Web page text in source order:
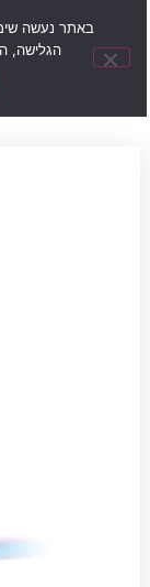
הגלישה,